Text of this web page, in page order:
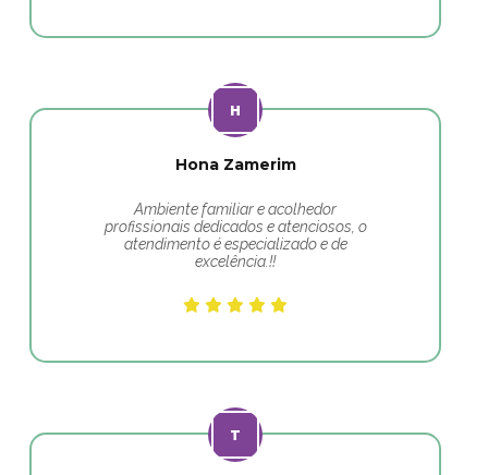
Hona Zamerim
Ambiente familiar e acolhedor
profissionais dedicados e atenciosos, o
atendimento é especializado e de
excelência.!!